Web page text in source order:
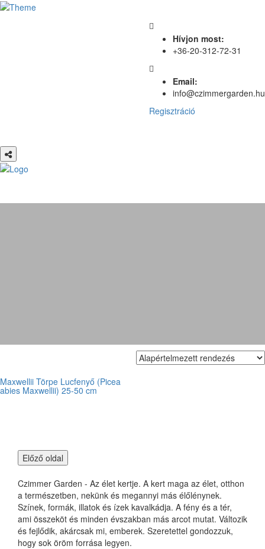
Hívjon most:
+36-20-312-72-31
Email:
info@czimmergarden.hu
Regisztráció
Maxwellii Törpe Lucfenyő (Picea
abies Maxwellii) 25-50 cm
Czimmer Garden - Az élet kertje. A kert maga az élet, otthon
a természetben, nekünk és megannyi más élőlénynek.
Színek, formák, illatok és ízek kavalkádja. A fény és a tér,
ami összeköt és minden évszakban más arcot mutat. Változik
és fejlődik, akárcsak mi, emberek. Szeretettel gondozzuk,
hogy sok öröm forrása legyen.